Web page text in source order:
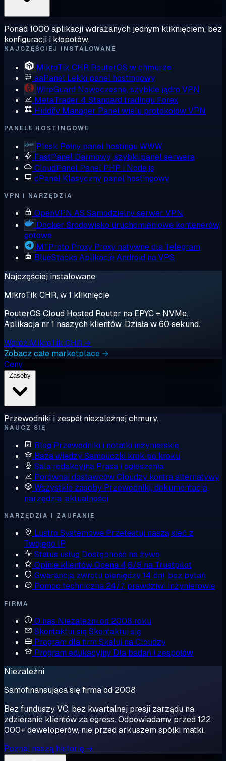
Ponad 1000 aplikacji wdrażanych jednym kliknięciem, bez
konfiguracji i kłopotów.
NAJCZĘŚCIEJ INSTALOWANE
MikroTik CHR RouterOS w chmurze
aaPanel Lekki panel hostingowy
WireGuard Nowoczesne, szybkie jądro VPN
MetaTrader 4 Standard tradingu Forex
Hiddify Manager Panel wielu protokołów VPN
PANELE HOSTINGOWE
Plesk Pełny panel hostingu WWW
FastPanel Darmowy, szybki panel serwera
CloudPanel Panel PHP i Node.js
cPanel Klasyczny panel hostingowy
VPN I NARZĘDZIA
OpenVPN AS Samodzielny serwer VPN
Docker Środowisko uruchomieniowe kontenerów,
gotowe
MTProto Proxy Proxy natywne dla Telegram
BlueStacks Aplikacje Android na VPS
Najczęściej instalowane
MikroTik CHR, w 1 kliknięcie
RouterOS Cloud Hosted Router na EPYC + NVMe.
Aplikacja nr 1 naszych klientów. Działa w 60 sekund.
Wdróż MikroTik CHR →
Zobacz całe marketplace →
Ceny
Przewodniki i zespół niezależnej chmury.
NAUCZ SIĘ
Blog Przewodniki i notatki inżynierskie
Baza wiedzySamouczki krok po kroku
Sala redakcyjna Prasa i ogłoszenia
Porównaj dostawcówCloudzy kontra alternatywy
Wszystkie zasoby Przewodniki, dokumentacja,
narzędzia, aktualności
NARZĘDZIA I ZAUFANIE
Lustro Systemowe Przetestuj naszą sieć z
Twojego IP
Status usług Dostępność na żywo
Opinie klientówOcena 4,6/5 na Trustpilot
Gwarancja zwrotu pieniędzy14 dni, bez pytań
Pomoc techniczna 24/7, prawdziwi inżynierowie
FIRMA
O nas Niezależni od 2008 roku
Skontaktuj sięSkontaktuj się
Program dla firm Skaluj na Cloudzy
Program edukacyjny Dla badań i zespołów
Niezależni
Samofinansująca się firma od 2008
Bez funduszy VC, bez kwartalnej presji zarządu na
zdzieranie klientów za egress. Odpowiadamy przed 122
000+ deweloperów, nie przed arkuszem spółki matki.
Poznaj naszą historię →